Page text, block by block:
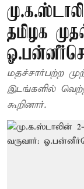
தமிழக
மதச்சார்பற்ற
இடங்களில்
கூறினார்.